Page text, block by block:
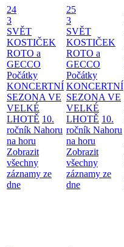
24
3
SVĚT
KOSTIČEK
ROTO a
GECCO
Počátky
KONCERTNÍ
SEZONA VE
VELKÉ
LHOTĚ 10.
ročník Nahoru
na horu
Zobrazit
všechny
záznamy ze
dne
25
3
SVĚT
KOSTIČEK
ROTO a
GECCO
Počátky
KONCERTNÍ
SEZONA VE
VELKÉ
LHOTĚ 10.
ročník Nahoru
na horu
Zobrazit
všechny
záznamy ze
dne